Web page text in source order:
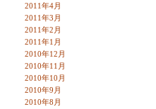
2011年4月
2011年3月
2011年2月
2011年1月
2010年12月
2010年11月
2010年10月
2010年9月
2010年8月